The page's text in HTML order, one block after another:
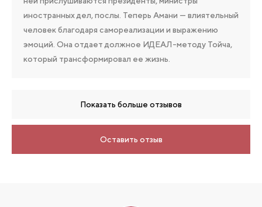
иностранных дел, послы. Теперь Амани — влиятельный
человек благодаря самореализации и выражению
эмоций. Она отдает должное ИДЕАЛ-методу Тойча,
который трансформировал ее жизнь.
Оставить отзыв
Показать больше отзывов